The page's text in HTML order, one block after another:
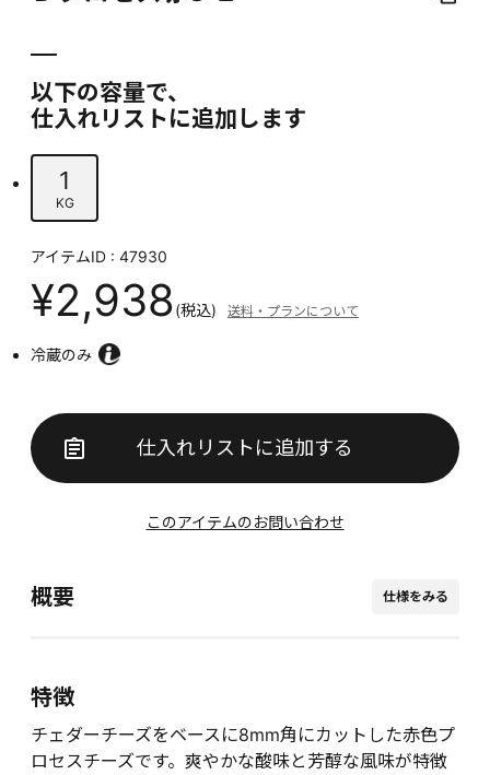
以下の容量で、
仕入れリストに追加します
1
KG
アイテムID : 47930
¥2,938(税込) 送料・プランについて
冷蔵のみ
仕入れリストに追加する
このアイテムのお問い合わせ
概要 仕様をみる
特徴
チェダーチーズをベースに8mm角にカットした赤色プ
ロセスチーズです。爽やかな酸味と芳醇な風味が特徴